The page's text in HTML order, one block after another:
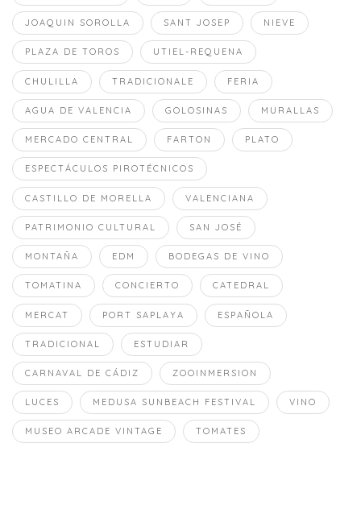
JOAQUIN SOROLLA SANT JOSEP NIEVE
PLAZA DE TOROS UTIEL-REQUENA
CHULILLA TRADICIONALE FERIA
AGUA DE VALENCIA GOLOSINAS MURALLAS
MERCADO CENTRAL FARTON PLATO
ESPECTÁCULOS PIROTÉCNICOS
CASTILLO DE MORELLA VALENCIANA
PATRIMONIO CULTURAL SAN JOSÉ
MONTAÑA EDM BODEGAS DE VINO
TOMATINA CONCIERTO CATEDRAL
MERCAT PORT SAPLAYA ESPAÑOLA
TRADICIONAL ESTUDIAR
CARNAVAL DE CÁDIZ ZOOINMERSION
LUCES MEDUSA SUNBEACH FESTIVAL VINO
MUSEO ARCADE VINTAGE TOMATES